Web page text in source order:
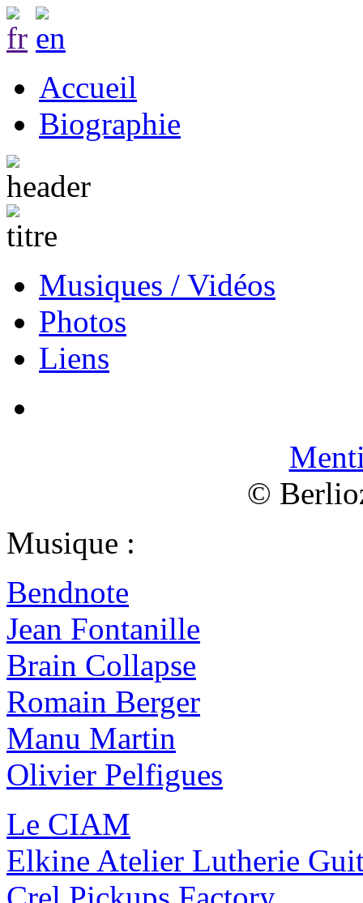
Accueil
Biographie
Musiques / Vidéos
Photos
Liens
©
Musique :
Bendnote
Jean Fontanille
Brain Collapse
Romain Berger
Manu Martin
Olivier Pelfigues
Le CIAM
Elkine Atelier Lutherie